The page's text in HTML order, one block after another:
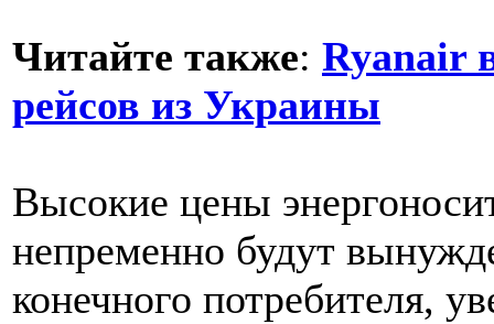
Читайте также: Ryanair
рейсов из Украины
Высокие цены
непременно будут
конечного потребителя,